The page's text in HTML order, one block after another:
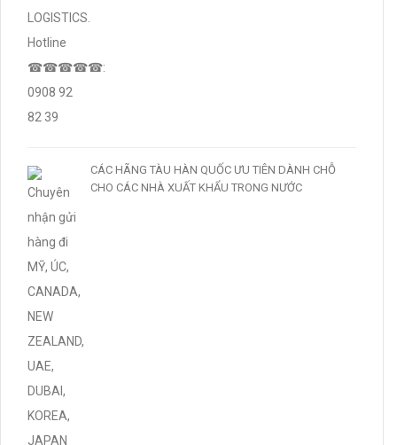
CÁC HÃNG TÀU HÀN QUỐC ƯU TIÊN DÀNH CHỖ
CHO CÁC NHÀ XUẤT KHẨU TRONG NƯỚC